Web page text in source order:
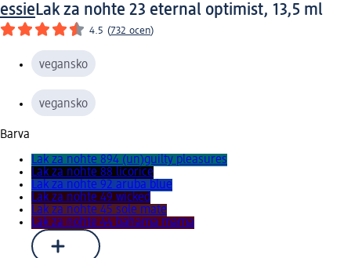
essieLak za nohte 23 eternal optimist, 13,5 ml
4.5 (732 ocen)
vegansko
vegansko
Barva
Lak za nohte 894 (un)guilty pleasures
Lak za nohte 88 licorice
Lak za nohte 92 aruba blue
Lak za nohte 49 wicked
Lak za nohte 45 sole mate
Lak za nohte 44 bahama mama